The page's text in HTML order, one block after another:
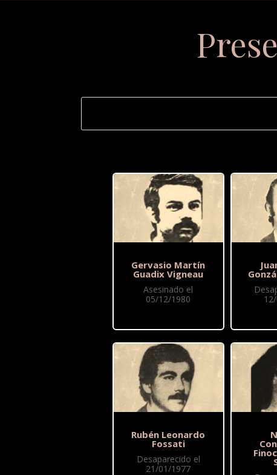
Gervasio Martín
Guadix Vigneau
Asesinado el
05/12/1980
Rubén Leonardo
Fossati
Desaparecido el
21/01/1977